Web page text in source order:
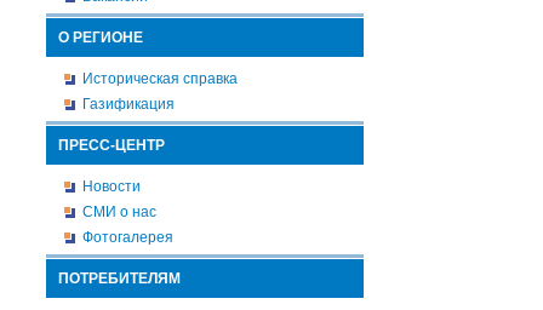
О РЕГИОНЕ
Историческая справка
Газификация
ПРЕСС-ЦЕНТР
Новости
СМИ о нас
Фотогалерея
ПОТРЕБИТЕЛЯМ